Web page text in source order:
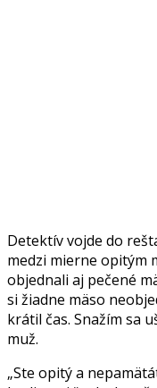
Detektív vojde do
medzi mierne opitým
objednali aj pečené
si žiadne mäso
krátil čas. Snažím sa
muž.
„Ste opitý a